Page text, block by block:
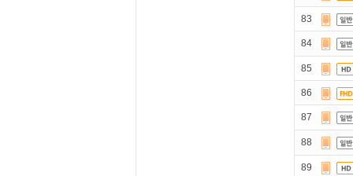
83
84
85
86
87
88
89